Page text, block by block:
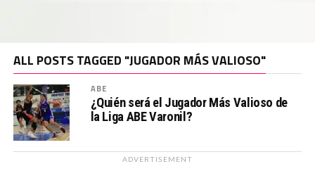
ALL POSTS TAGGED "JUGADOR MÁS VALIOSO"
ABE
¿Quién será el Jugador Más Valioso de
la Liga ABE Varonil?
ADVERTISEMENT